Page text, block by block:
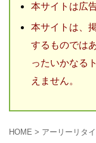
本サイトは広
本サイトは、
するものでは
ったいかなる
えません。
HOME > アーリーリタ